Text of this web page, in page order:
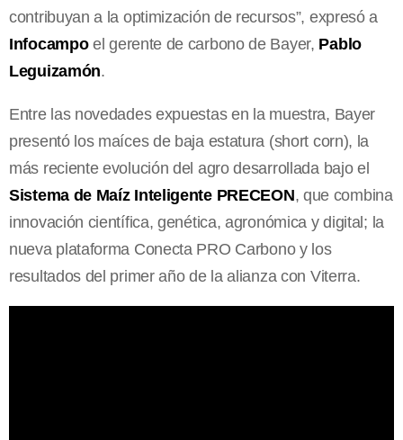
contribuyan a la optimización de recursos”, expresó a
Infocampo el gerente de carbono de Bayer, Pablo
Leguizamón.
Entre las novedades expuestas en la muestra, Bayer
presentó los maíces de baja estatura (short corn), la
más reciente evolución del agro desarrollada bajo el
Sistema de Maíz Inteligente PRECEON, que combina
innovación científica, genética, agronómica y digital; la
nueva plataforma Conecta PRO Carbono y los
resultados del primer año de la alianza con Viterra.